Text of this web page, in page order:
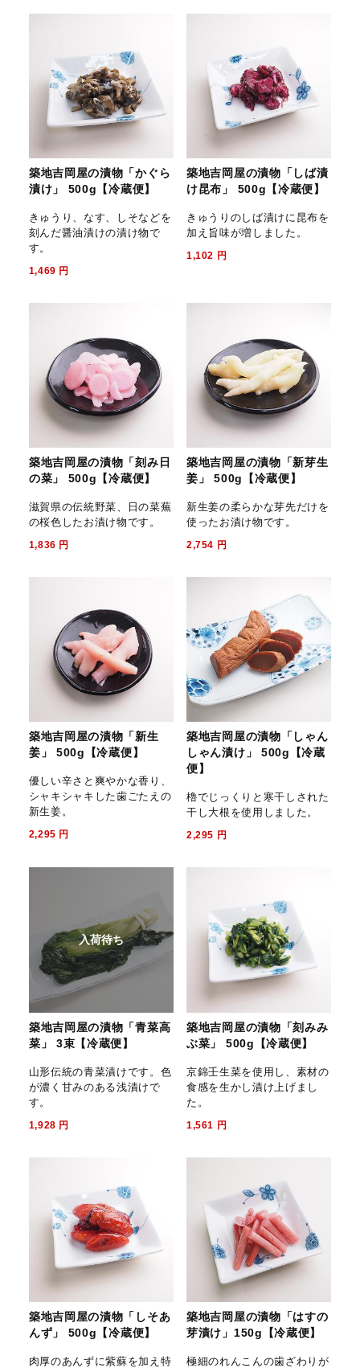
築地吉岡屋の漬物「かぐら
漬け」 500g【冷蔵便】
きゅうり、なす、しそなどを
刻んだ醤油漬けの漬け物で
す。
1,469 円
築地吉岡屋の漬物「しば漬
け昆布」 500g【冷蔵便】
きゅうりのしば漬けに昆布を
加え旨味が増しました。
1,102 円
築地吉岡屋の漬物「刻み日
の菜」 500g【冷蔵便】
滋賀県の伝統野菜、日の菜蕪
の桜色したお漬け物です。
1,836 円
築地吉岡屋の漬物「新芽生
姜」 500g【冷蔵便】
新生姜の柔らかな芽先だけを
使ったお漬け物です。
2,754 円
築地吉岡屋の漬物「新生
姜」 500g【冷蔵便】
優しい辛さと爽やかな香り、
シャキシャキした歯ごたえの
新生姜。
2,295 円
築地吉岡屋の漬物「しゃん
しゃん漬け」 500g【冷蔵
便】
櫓でじっくりと寒干しされた
干し大根を使用しました。
2,295 円
入荷待ち
築地吉岡屋の漬物「青菜高
菜」 3束【冷蔵便】
山形伝統の青菜漬けです。色
が濃く甘みのある浅漬けで
す。
1,928 円
築地吉岡屋の漬物「刻みみ
ぶ菜」 500g【冷蔵便】
京錦壬生菜を使用し、素材の
食感を生かし漬け上げまし
た。
1,561 円
築地吉岡屋の漬物「しそあ
んず」 500g【冷蔵便】
肉厚のあんずに紫蘇を加え特
築地吉岡屋の漬物「はすの
芽漬け」150g【冷蔵便】
極細のれんこんの歯ざわりが